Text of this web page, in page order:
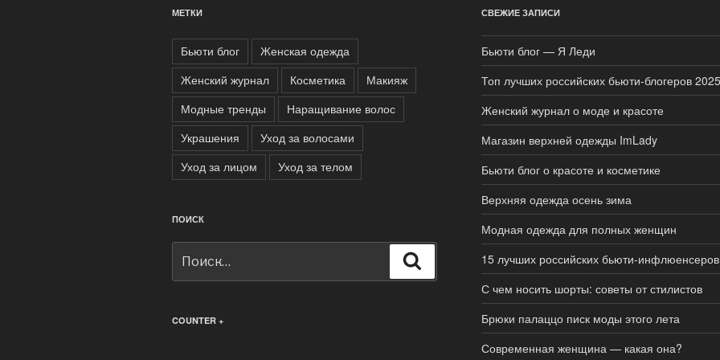
МЕТКИ
Бьюти блог
Женская одежда
Женский журнал
Косметика
Макияж
Модные тренды
Наращивание волос
Украшения
Уход за волосами
Уход за лицом
Уход за телом
ПОИСК
COUNTER +
СВЕЖИЕ ЗАПИСИ
Бьюти блог — Я Леди
Топ лучших российских бьюти-блогеров 2025
Женский журнал о моде и красоте
Магазин верхней одежды ImLady
Бьюти блог о красоте и косметике
Верхняя одежда осень зима
Модная одежда для полных женщин
15 лучших российских бьюти-инфлюенсеров
С чем носить шорты: советы от стилистов
Брюки палаццо писк моды этого лета
Современная женщина — какая она?